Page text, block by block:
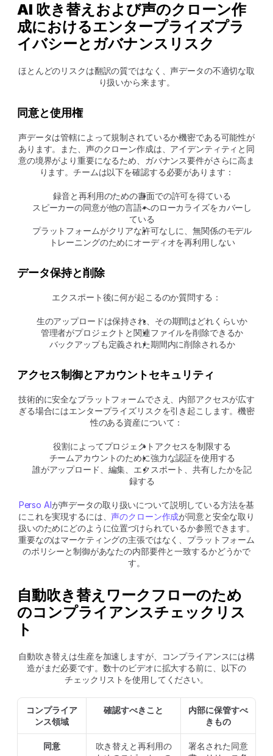
AI 吹き替えおよび声のクローン作
成におけるエンタープライズプラ
イバシーとガバナンスリスク
ほとんどのリスクは翻訳の質ではなく、声データの不適切な取
り扱いから来ます。
同意と使用権
声データは管轄によって規制されているか機密である可能性が
あります。また、声のクローン作成は、アイデンティティと同
意の境界がより重要になるため、ガバナンス要件がさらに高ま
ります。チームは以下を確認する必要があります：
録音と再利用のための書面での許可を得ている
スピーカーの同意が他の言語へのローカライズをカバーし
ている
プラットフォームがクリアな許可なしに、無関係のモデル
トレーニングのためにオーディオを再利用しない
データ保持と削除
エクスポート後に何が起こるのか質問する：
生のアップロードは保持され、その期間はどれくらいか
管理者がプロジェクトと関連ファイルを削除できるか
バックアップも定義された期間内に削除されるか
アクセス制御とアカウントセキュリティ
技術的に安全なプラットフォームでさえ、内部アクセスが広す
ぎる場合にはエンタープライズリスクを引き起こします。機密
性のある資産について：
役割によってプロジェクトアクセスを制限する
チームアカウントのために強力な認証を使用する
誰がアップロード、編集、エクスポート、共有したかを記
録する
Perso AIが声データの取り扱いについて説明している方法を基
にこれを実現するには、声のクローン作成が同意と安全な取り
扱いのためにどのように位置づけられているか参照できます。
重要なのはマーケティングの主張ではなく、プラットフォーム
のポリシーと制御があなたの内部要件と一致するかどうかで
す。
自動吹き替えワークフローのため
のコンプライアンスチェックリス
ト
自動吹き替えは生産を加速しますが、コンプライアンスには構
造がまだ必要です。数十のビデオに拡大する前に、以下の
チェックリストを使用してください。
コンプライア
ンス領域
確認すべきこと
内部に保管すべ
きもの
同意
吹き替えと再利用の
署名された同意